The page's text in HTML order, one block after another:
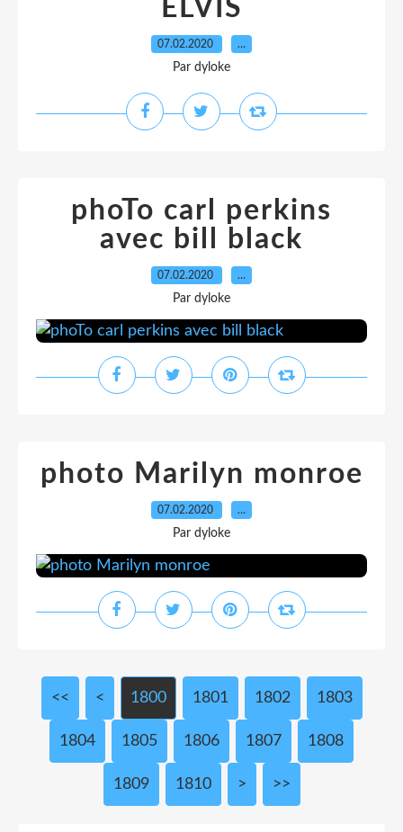
ELVIS
07.02.2020 …
Par dyloke
phoTo carl perkins
avec bill black
07.02.2020 …
Par dyloke
photo Marilyn monroe
07.02.2020 …
Par dyloke
<< < 1800 1801 1802 1803
1804 1805 1806 1807 1808
1809 1810 1820
1830
1840
1850
1860
1870
1880
1890
1900
2000
2100
2200
2300
2400
2500
2600
2700
2800
2900
3000
> >>